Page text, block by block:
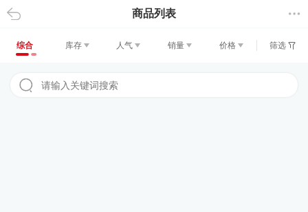
返回 商品列表
综合 库存 人气 销量 价格 筛选